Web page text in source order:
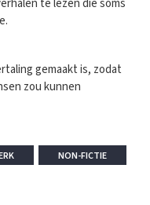
te lezen die soms
gemaakt is, zodat
zou kunnen
NON-FICTIE